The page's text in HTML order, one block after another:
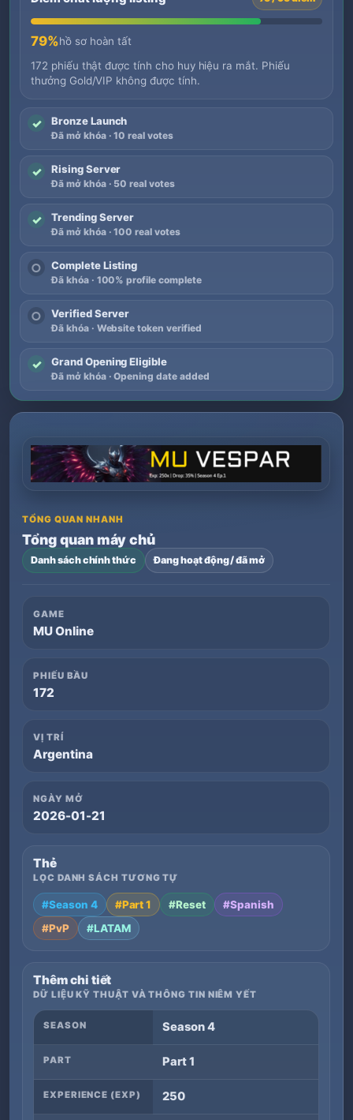
79%hồ sơ hoàn tất
172 phiếu thật được tính cho huy hiệu ra mắt. Phiếu
thưởng Gold/VIP không được tính.
✓ Bronze Launch
Đã mở khóa · 10 real votes
✓ Rising Server
Đã mở khóa · 50 real votes
✓ Trending Server
Đã mở khóa · 100 real votes
○ Complete Listing
Đã khóa · 100% profile complete
○ Verified Server
Đã khóa · Website token verified
✓ Grand Opening Eligible
Đã mở khóa · Opening date added
TỔNG QUAN NHANH
Tổng quan máy chủ
Danh sách chính thức Đang hoạt động / đã mở
GAME
MU Online
PHIẾU BẦU
172
VỊ TRÍ
Argentina
NGÀY MỞ
2026-01-21
Thẻ
LỌC DANH SÁCH TƯƠNG TỰ
#Season 4 #Part 1 #Reset
#Spanish
#PvP
#LATAM
Thêm chi tiết
DỮ LIỆU KỸ THUẬT VÀ THÔNG TIN NIÊM YẾT
SEASON Season 4
PART Part 1
EXPERIENCE (EXP) 250